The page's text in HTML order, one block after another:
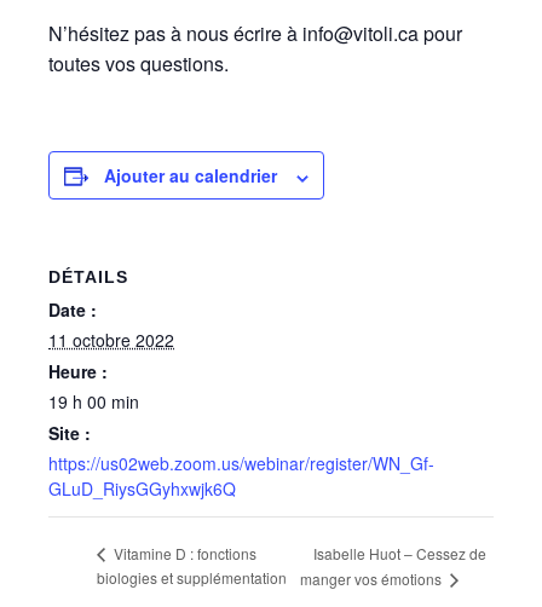
N’hésitez pas à nous écrire à info@vitoli.ca pour
toutes vos questions.
Ajouter au calendrier
DÉTAILS
Date :
11 octobre 2022
Heure :
19 h 00 min
Site :
https://us02web.zoom.us/webinar/register/WN_Gf-
GLuD_RiysGGyhxwjk6Q
Vitamine D : fonctions
biologies et supplémentation
Isabelle Huot – Cessez de
manger vos émotions